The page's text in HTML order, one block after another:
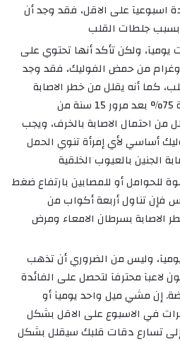
اسبوعيآ على الاقل، فقد وجد أن
جلطات القلب
يوميآ، ولكن تأكد أنها تحتوي على
عن 200 ميكروغرام من حمض الفوليك، فقد وجد
كما أنه يقلل من خطر الاصابة
بسرطان القولون بنسبة 75% بعد مرور 15 سنة من
من احتمال الاصابة بالخرف، ويجب
أساسي لأي إمرأة تنوي الحمل
الجنين بالعيوب الخلقية
للحوامل أو للمصابين بارتفاع ضغط
فإن تناول أربعة أكواب من
الاصابة بسرطان الامعاء ومرض
وليس من الضروري أن تذهب
لاعبآ محترفآ لتحصل على الفائدة
إن مشي ميل واحد يوميآ أو
في الاسبوع على الاقل بشكل
تسارع دقات قلبك سيقلل بشكل